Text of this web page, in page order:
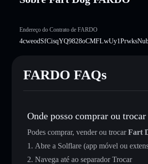
Endereço do Contrato de FARDO
FARDO FAQs
Onde posso comprar ou
Podes comprar, vender ou trocarFart
Abre a Solflare (app móvel ou
Navega até ao separador Trocar